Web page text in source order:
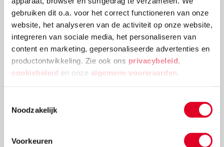
gebruiken dit o.a. voor het correct functioneren van onze
website, het analyseren van de activiteit op onze website,
integreren van sociale media, het personaliseren van
content en marketing, gepersonaliseerde advertenties en
productontwikkeling. Zie ook ons privacybeleid
cookiebeleid en onze algemene voorwaarden
Noodzakelijk
Voorkeuren
vaas blijft heel)
“Niet spelen met een bal in de kamer!” Hoor je het
jezelf ook geregeld roepen? Tja, natuurlijk willen we
niet dat er een lamp sneuvelt, of dat de kat een harde
voetbal tegen zijn kop krijgt. Maar voor kinderen zijn
ballen nou eenmaal onweerstaanbaar. Ook binnen.